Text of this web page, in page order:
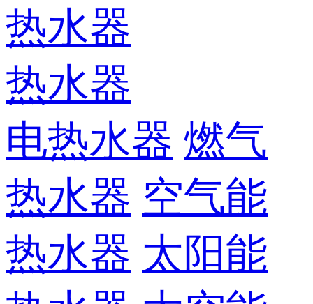
热水器
热水器
电热水器 燃气
热水器 空气能
热水器 太阳能